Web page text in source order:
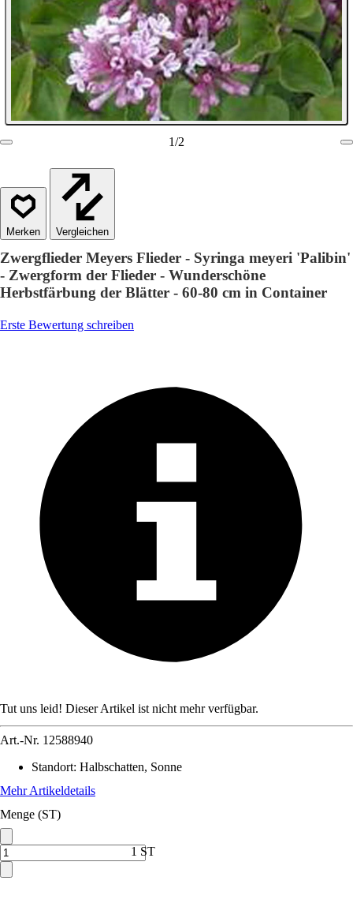
1/2
Vergleichen
Zwergflieder Meyers Flieder - Syringa meyeri 'Palibin'
- Zwergform der Flieder - Wunderschöne
Herbstfärbung der Blätter - 60-80 cm in Container
Erste Bewertung schreiben
Tut uns leid! Dieser Artikel ist nicht mehr verfügbar.
Art.-Nr. 12588940
Standort: Halbschatten, Sonne
Mehr Artikeldetails
Menge (ST)
1 ST